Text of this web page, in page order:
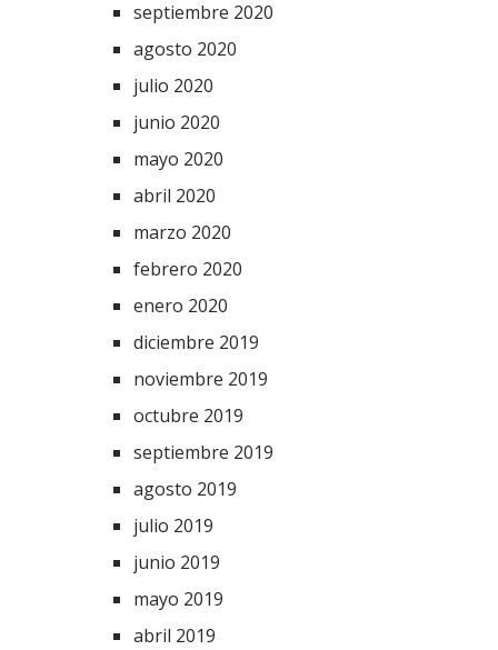
septiembre 2020
agosto 2020
julio 2020
junio 2020
mayo 2020
abril 2020
marzo 2020
febrero 2020
enero 2020
diciembre 2019
noviembre 2019
octubre 2019
septiembre 2019
agosto 2019
julio 2019
junio 2019
mayo 2019
abril 2019